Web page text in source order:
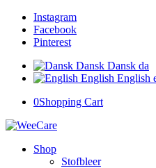
Instagram
Facebook
Pinterest
Dansk Dansk da
English English
0Shopping Cart
Shop
Stofbleer